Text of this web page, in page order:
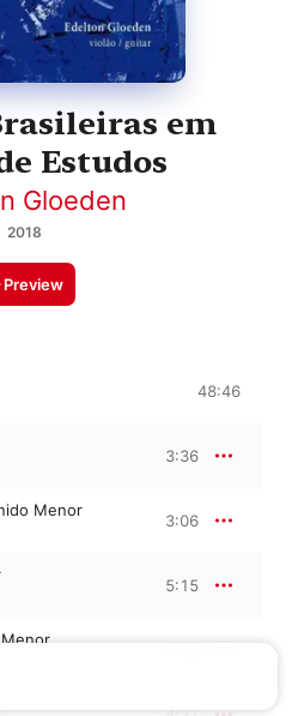
em
Estudos
Gloeden
2018
Preview
48:46
3:36
Menor
3:06
5:15